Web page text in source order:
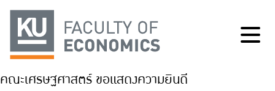
คณะเศรษฐศาสตร์ ขอแสดงความยินดี